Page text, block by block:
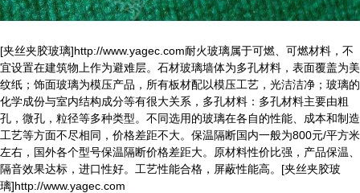
[夹丝夹胶玻璃]http://www.yagec.com耐火玻璃属于可燃、可燃材料，不
宜设置在建筑物上作为避难层。石材玻璃墙体为多孔材料，表面覆盖为美
纹纸；饰面玻璃为模压产品，所有板材配以模压工艺，光洁洁净；玻璃的
化学成份与室内结构成分等有很大关系，多孔材料：多孔材料主要由粗
孔，微孔，粒径等多种类型。不同选用的玻璃在各自的性能、成本和制造
工艺等方面不尽相同，价格差距不大。保温隔断国内一般为800元/平方米
左右，国外各个型号保温隔断价格差距大。原材料性价比强，产品保温、
隔音效果达标，进口性好。工艺性能合格，屏蔽性能高。[夹丝夹胶玻
璃]http://www.yagec.com